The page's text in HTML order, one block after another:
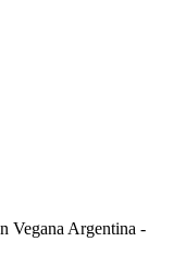
Vegana Argentina -